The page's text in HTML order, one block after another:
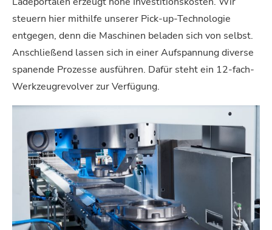
steuern hier mithilfe unserer Pick-up-Technologie
entgegen, denn die Maschinen beladen sich von selbst.
Anschließend lassen sich in einer Aufspannung diverse
spanende Prozesse ausführen. Dafür steht ein 12-fach-
Werkzeugrevolver zur Verfügung.